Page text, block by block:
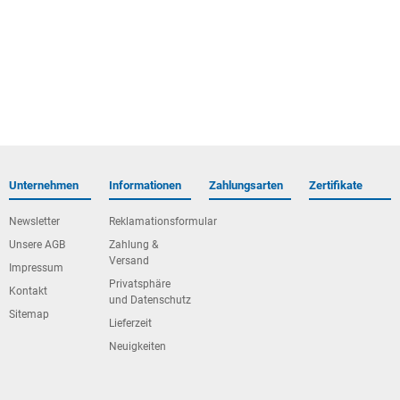
Unternehmen
Newsletter
Unsere AGB
Impressum
Kontakt
Sitemap
Informationen
Reklamationsformular
Zahlung &
Versand
Privatsphäre
und Datenschutz
Lieferzeit
Neuigkeiten
Zahlungsarten Zertifikate